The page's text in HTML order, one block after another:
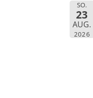
SO.
23
AUG.
2026